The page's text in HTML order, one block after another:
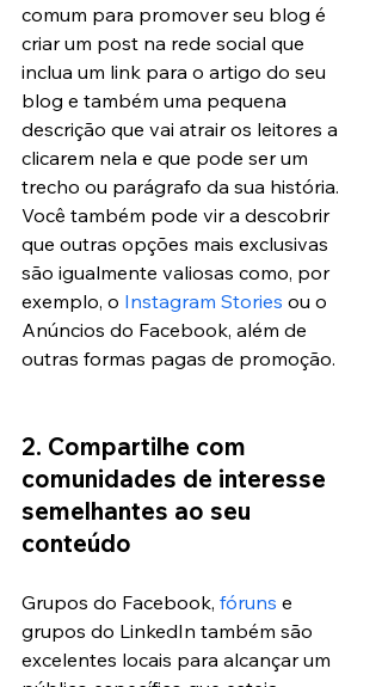
comum para promover seu blog é
criar um post na rede social que
inclua um link para o artigo do seu
blog e também uma pequena
descrição que vai atrair os leitores a
clicarem nela e que pode ser um
trecho ou parágrafo da sua história.
Você também pode vir a descobrir
que outras opções mais exclusivas
são igualmente valiosas como, por
exemplo, o Instagram Stories ou o
Anúncios do Facebook, além de
outras formas pagas de promoção.
2. Compartilhe com
comunidades de interesse
semelhantes ao seu
conteúdo
Grupos do Facebook, fóruns e
grupos do LinkedIn também são
excelentes locais para alcançar um